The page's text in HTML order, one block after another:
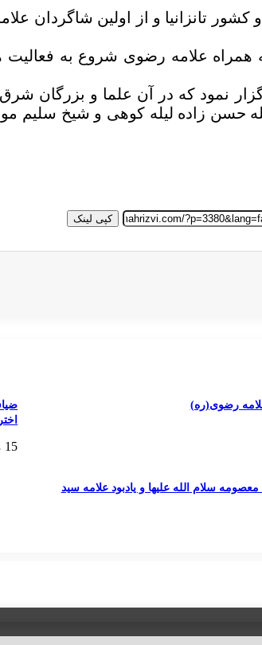
بزرگان شرق آفریقا و کشور تانزانیا و از
همراه علامه رضوی شروع به
نمود که در آن علما و بزرگان
زاده لیله کوهی و شیخ سلیم مویگا
کپی لینک
15 می 2021
رضوی(ره)
سلام الله علیها و یادبود علامه سید